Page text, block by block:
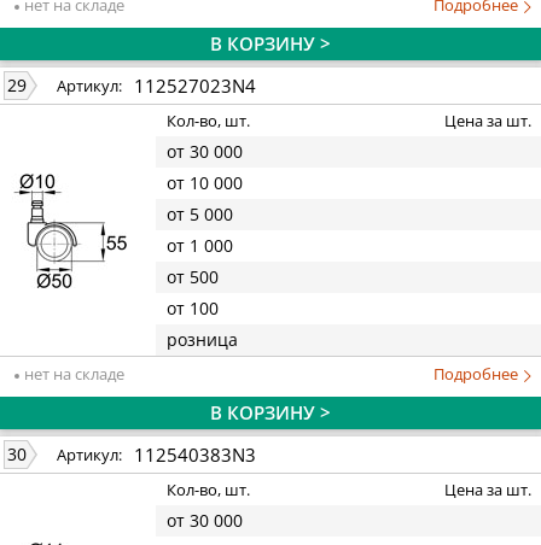
нет на складе Подробнее
В КОРЗИНУ >
29 Артикул: 112527023N4
Кол-во, шт. Цена за шт.
от 30 000
от 10 000
от 5 000
от 1 000
от 500
от 100
розница
нет на складе Подробнее
В КОРЗИНУ >
30 Артикул: 112540383N3
Кол-во, шт. Цена за шт.
от 30 000